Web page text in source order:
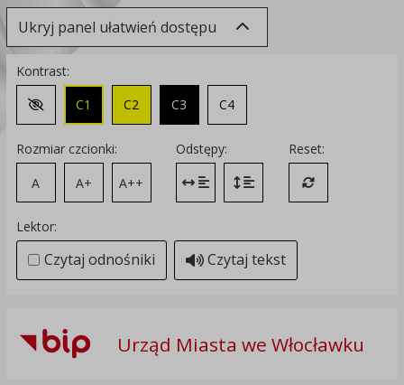
Ukryj panel ułatwień dostępu
Kontrast:
Zmień kontrast na domyślny
C1 C2 C3 C4
Rozmiar czcionki:
A
A+ A++
Odstępy:
Zmień odstęp między literami
Zmień interlinię i margines
Reset:
Przywróć
Lektor:
Czytaj odnośniki Czytaj tekst
Urząd Miasta we Włocławku